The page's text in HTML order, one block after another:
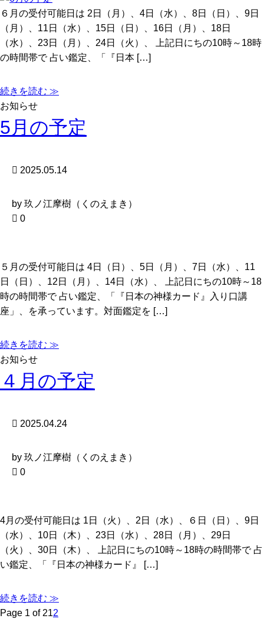
６月の受付可能日は 2日（月）、4日（水）、8日（日）、9日
（月）、11日（水）、15日（日）、16日（月）、18日
（水）、23日（月）、24日（火）、 上記日にちの10時～18時
の時間帯で 占い鑑定、「『日本 […]
続きを読む ≫
お知らせ
5月の予定
2025.05.14
by 玖ノ江摩樹（くのえまき）
0
５月の受付可能日は 4日（日）、5日（月）、7日（水）、11
日（日）、12日（月）、14日（水）、 上記日にちの10時～18
時の時間帯で 占い鑑定、「『日本の神様カード』入り口講
座」、を承っています。対面鑑定を […]
続きを読む ≫
お知らせ
４月の予定
2025.04.24
by 玖ノ江摩樹（くのえまき）
0
4月の受付可能日は 1日（火）、2日（水）、６日（日）、9日
（水）、10日（木）、23日（水）、28日（月）、29日
（火）、30日（木）、 上記日にちの10時～18時の時間帯で 占
い鑑定、「『日本の神様カード』 […]
続きを読む ≫
Page 1 of 212